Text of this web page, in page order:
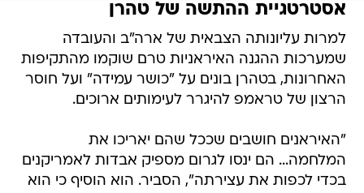
אסטרטגיית ההתשה של טהרן
למרות עליונותה הצבאית של ארה"ב והעובדה
שמערכות ההגנה האיראניות טרם שוקמו מהתקיפות
האחרונות, בטהרן בונים על "כושר עמידה" ועל חוסר
הרצון של טראמפ להיגרר לעימותים ארוכים.
"האיראנים חושבים שככל שהם יאריכו את
המלחמה... הם ינסו לגרום מספיק אבדות לאמריקנים
בכדי לכפות את עצירתה", הסביר. הוא הוסיף כי הוא